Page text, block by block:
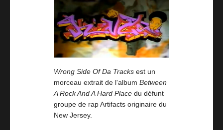
Wrong Side Of Da Tracks est un
morceau extrait de l'albumBetween
A Rock And A Hard Place du défunt
groupe de rap Artifacts originaire du
New Jersey.